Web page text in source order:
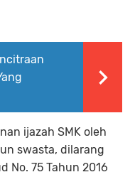
ijazah SMK oleh
swasta, dilarang
No. 75 Tahun 2016